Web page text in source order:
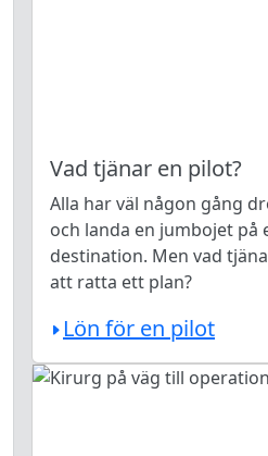
Vad tjänar en pilot?
Alla har väl någon gång
och landa en jumbojet på
destination. Men vad
att ratta ett plan?
Lön för en pilot